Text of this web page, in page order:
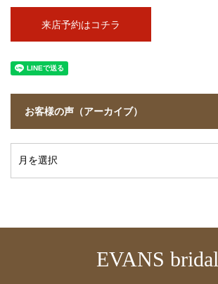
来店予約はコチラ
お客様の声（アーカイブ）
EVANS bridal